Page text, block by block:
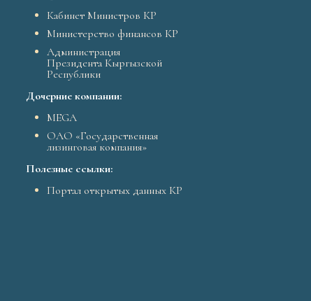
Кабинет Министров КР
Министерство финансов КР
Администрация
Президента Кыргызской
Республики
Дочерние компании:
MEGA
ОАО «Государственная
лизинговая компания»
Полезные ссылки:
Портал открытых данных КР